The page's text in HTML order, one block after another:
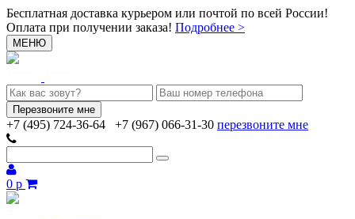
Бесплатная доставка курьером или почтой по всей России!
Оплата при получении заказа! Подробнее >
МЕНЮ
+7 (495) 724-36-64 +7 (967) 066-31-30 перезвоните мне
0 р